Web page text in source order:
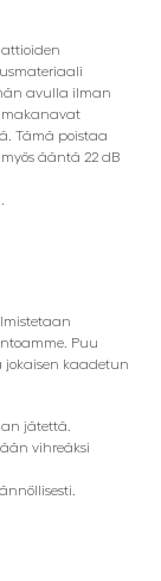
avulla ilman
Tämä poistaa
ääntä 22 dB
Puu
kaadetun
jätettä.
vihreäksi